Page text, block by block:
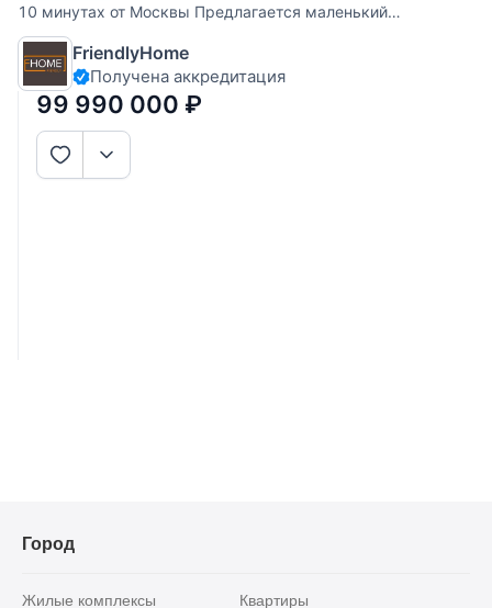
10 минутах от Москвы Предлагается маленький
английский парк с вековыми деревьями и выходом в
Подушкинский лес. Дубы, клены, липы, каштаны, березы,
голубые ели, ореховые деревья — зона природного
комфорта в
FriendlyHome
Получена аккредитация
99 990 000 ₽
Город
Жилые комплексы
Квартиры